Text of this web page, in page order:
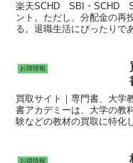
楽天SCHD SBI・SCHD
ント。ただし、分配金の再
る。退職生活にぴったりで
お得情報
買取サイト｜専門書、大
書アカデミーは、大学の教
験などの教材の買取に特化
お得情報